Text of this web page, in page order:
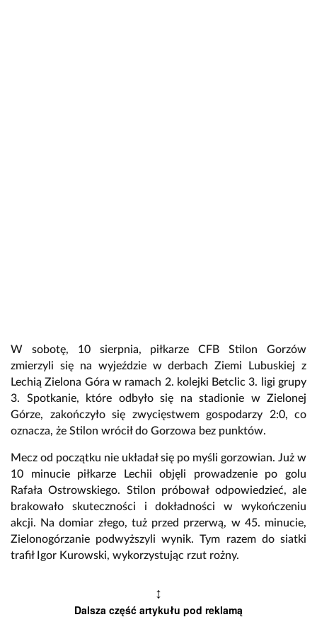
W sobotę, 10 sierpnia, piłkarze CFB Stilon Gorzów
zmierzyli się na wyjeździe w derbach Ziemi Lubuskiej z
Lechią Zielona Góra w ramach 2. kolejki Betclic 3. ligi grupy
3. Spotkanie, które odbyło się na stadionie w Zielonej
Górze, zakończyło się zwycięstwem gospodarzy 2:0, co
oznacza, że Stilon wrócił do Gorzowa bez punktów.
Mecz od początku nie układał się po myśli gorzowian. Już w
10 minucie piłkarze Lechii objęli prowadzenie po golu
Rafała Ostrowskiego. Stilon próbował odpowiedzieć, ale
brakowało skuteczności i dokładności w wykończeniu
akcji. Na domiar złego, tuż przed przerwą, w 45. minucie,
Zielonogórzanie podwyższyli wynik. Tym razem do siatki
trafił Igor Kurowski, wykorzystując rzut rożny.
↕
Dalsza część artykułu pod reklamą